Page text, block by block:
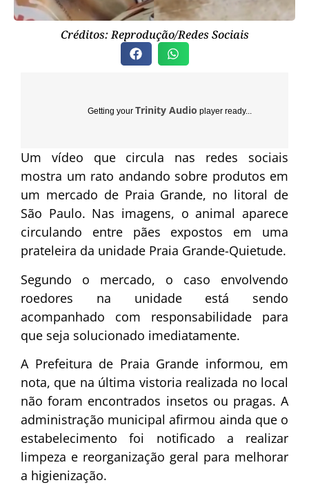
Créditos: Reprodução/Redes Sociais
Getting your Trinity Audio player ready...
Um vídeo que circula nas redes sociais
mostra um rato andando sobre produtos em
um mercado de Praia Grande, no litoral de
São Paulo. Nas imagens, o animal aparece
circulando entre pães expostos em uma
prateleira da unidade Praia Grande-Quietude.
Segundo o mercado, o caso envolvendo
roedores na unidade está sendo
acompanhado com responsabilidade para
que seja solucionado imediatamente.
A Prefeitura de Praia Grande informou, em
nota, que na última vistoria realizada no local
não foram encontrados insetos ou pragas. A
administração municipal afirmou ainda que o
estabelecimento foi notificado a realizar
limpeza e reorganização geral para melhorar
a higienização.